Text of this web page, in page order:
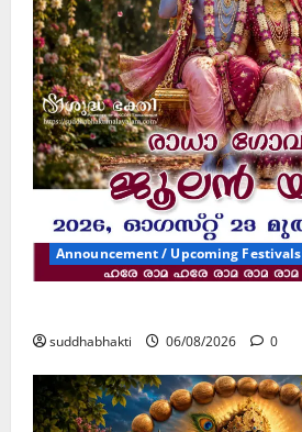
Announcement / Upcoming Festivals
suddhabhakti 06/08/2026 0